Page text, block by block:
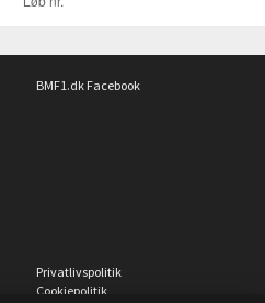
BMF1.dk Facebook
Privatlivspolitik
Cookiepolitik